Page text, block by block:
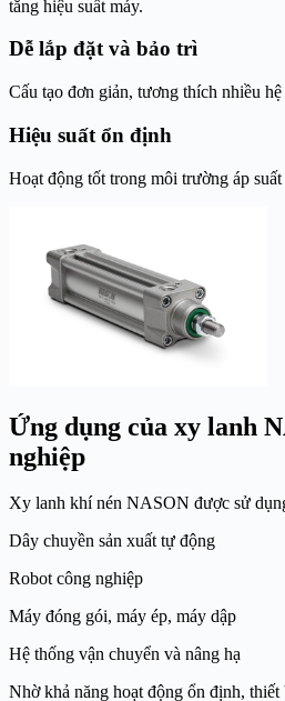
tăng hiệu suất máy.
Dễ lắp đặt và bảo trì
Cấu tạo đơn giản, tương thích nhiều
Hiệu suất ổn định
Hoạt động tốt trong môi trường áp
Ứng dụng của xy lanh
nghiệp
Xy lanh khí nén NASON được sử
Dây chuyền sản xuất tự động
Robot công nghiệp
Máy đóng gói, máy ép, máy dập
Hệ thống vận chuyển và nâng hạ
Nhờ khả năng hoạt động ổn định, thiết